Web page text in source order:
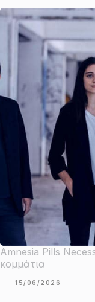
Amnesia Pills
κομμάτια
15/06/2026